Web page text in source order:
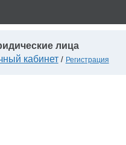
лица
кабинет / Регистрация